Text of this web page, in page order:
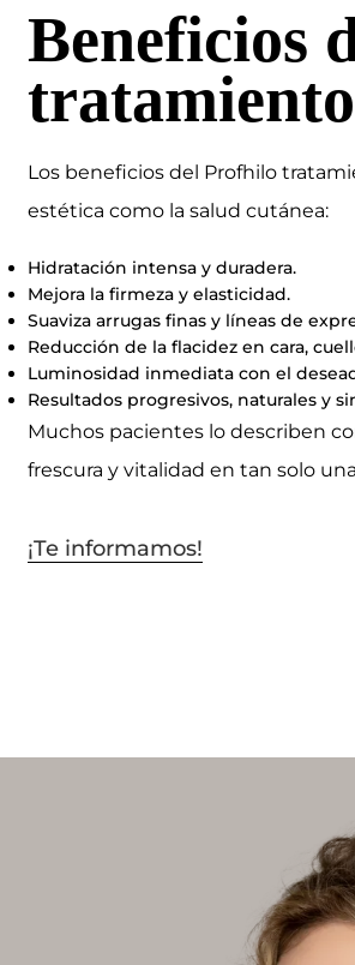
Beneficios
Los beneficios del Profhilo
estética como la salud cutánea:
Hidratación intensa y duradera.
Mejora la firmeza y elasticidad.
Suaviza arrugas finas y líneas de
Reducción de la flacidez en cara,
Luminosidad inmediata con el
Resultados progresivos, naturales y
Muchos pacientes lo describen
frescura y vitalidad en tan solo
¡Te informamos!